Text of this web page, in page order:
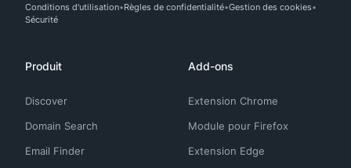
Conditions d'utilisation Règles de confidentialité Gestion des cookies
Sécurité
Produit
Discover
Domain Search
Email Finder
Add-ons
Extension Chrome
Module pour Firefox
Extension Edge